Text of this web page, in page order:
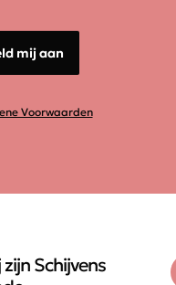
mij aan
Voorwaarden
Schijvens